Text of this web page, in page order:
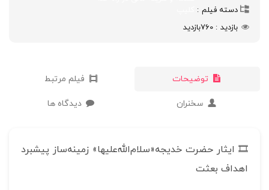
دسته فیلم
بازدید
760بازدید
توضیحات فیلم مرتبط
سخنران دیدگاه ها
🎞 ایثار حضرت خدیجه«سلام‌الله‌علیها» زمینه‌ساز پیشبرد
اهداف بعثت